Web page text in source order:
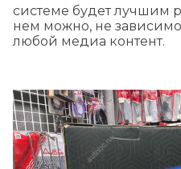
системе будет лучшим
нем можно, не
любой медиа контент.